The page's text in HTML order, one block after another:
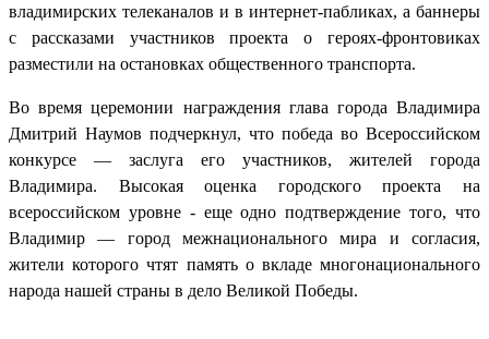
владимирских телеканалов и в интернет-пабликах, а баннеры
с рассказами участников проекта о героях-фронтовиках
разместили на остановках общественного транспорта.
Во время церемонии награждения глава города Владимира
Дмитрий Наумов подчеркнул, что победа во Всероссийском
конкурсе — заслуга его участников, жителей города
Владимира. Высокая оценка городского проекта на
всероссийском уровне - еще одно подтверждение того, что
Владимир — город межнационального мира и согласия,
жители которого чтят память о вкладе многонационального
народа нашей страны в дело Великой Победы.